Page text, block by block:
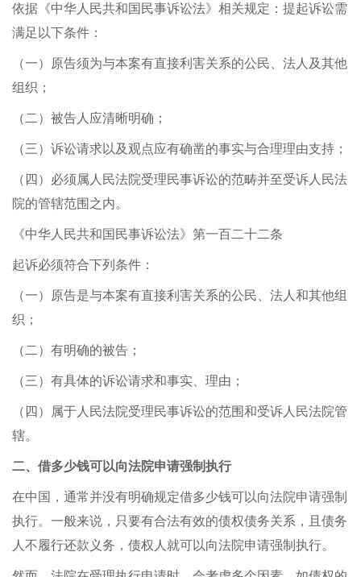
依据《中华人民共和国民事诉讼法》相关规定：提起诉讼需
满足以下条件：
（一）原告须为与本案有直接利害关系的公民、法人及其他
组织；
（二）被告人应清晰明确；
（三）诉讼请求以及观点应有确凿的事实与合理理由支持；
（四）必须属人民法院受理民事诉讼的范畴并至受诉人民法
院的管辖范围之内。
《中华人民共和国民事诉讼法》第一百二十二条
起诉必须符合下列条件：
（一）原告是与本案有直接利害关系的公民、法人和其他组
织；
（二）有明确的被告；
（三）有具体的诉讼请求和事实、理由；
（四）属于人民法院受理民事诉讼的范围和受诉人民法院管
辖。
二、借多少钱可以向法院申请强制执行
在中国，通常并没有明确规定借多少钱可以向法院申请强制
执行。一般来说，只要有合法有效的债权债务关系，且债务
人不履行还款义务，债权人就可以向法院申请强制执行。